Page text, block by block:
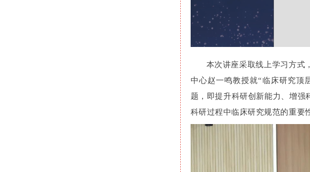
本次讲座采取线上学习方式
中心赵一鸣教授就“临床研究顶
题，即提升科研创新能力、增强
科研过程中临床研究规范的重要